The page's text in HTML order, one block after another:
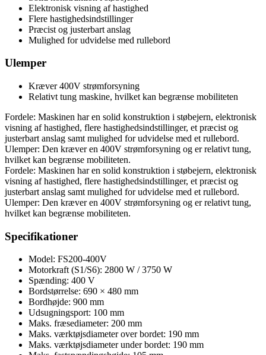
Elektronisk visning af hastighed
Flere hastighedsindstillinger
Præcist og justerbart anslag
Mulighed for udvidelse med rullebord
Ulemper
Kræver 400V strømforsyning
Relativt tung maskine, hvilket kan begrænse mobiliteten
Fordele: Maskinen har en solid konstruktion i støbejern, elektronisk
visning af hastighed, flere hastighedsindstillinger, et præcist og
justerbart anslag samt mulighed for udvidelse med et rullebord.
Ulemper: Den kræver en 400V strømforsyning og er relativt tung,
hvilket kan begrænse mobiliteten.
Fordele: Maskinen har en solid konstruktion i støbejern, elektronisk
visning af hastighed, flere hastighedsindstillinger, et præcist og
justerbart anslag samt mulighed for udvidelse med et rullebord.
Ulemper: Den kræver en 400V strømforsyning og er relativt tung,
hvilket kan begrænse mobiliteten.
Specifikationer
Model: FS200-400V
Motorkraft (S1/S6): 2800 W / 3750 W
Spænding: 400 V
Bordstørrelse: 690 × 480 mm
Bordhøjde: 900 mm
Udsugningsport: 100 mm
Maks. fræsediameter: 200 mm
Maks. værktøjsdiameter over bordet: 190 mm
Maks. værktøjsdiameter under bordet: 190 mm